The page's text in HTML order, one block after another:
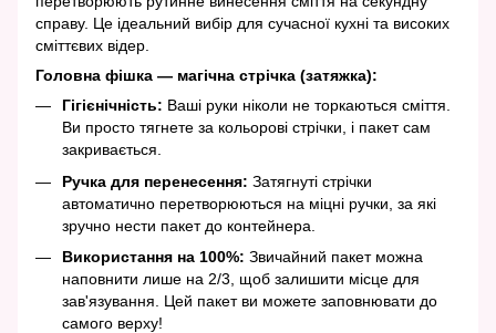
справу. Це ідеальний вибір для сучасної кухні та високих
сміттєвих відер.
Головна фішка — магічна стрічка (затяжка):
Гігієнічність: Ваші руки ніколи не торкаються сміття.
Ви просто тягнете за кольорові стрічки, і пакет сам
закривається.
Ручка для перенесення: Затягнуті стрічки
автоматично перетворюються на міцні ручки, за які
зручно нести пакет до контейнера.
Використання на 100%: Звичайний пакет можна
наповнити лише на 2/3, щоб залишити місце для
зав'язування. Цей пакет ви можете заповнювати до
самого верху!